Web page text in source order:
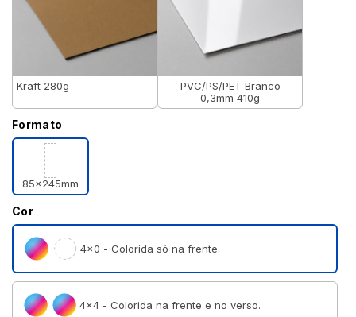
Kraft 280g
PVC/PS/PET Branco
0,3mm 410g
Formato
85x245mm
Cor
4×0 - Colorida só na frente.
4×4 - Colorida na frente e no verso.